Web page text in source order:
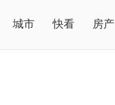
城市 快看 房产